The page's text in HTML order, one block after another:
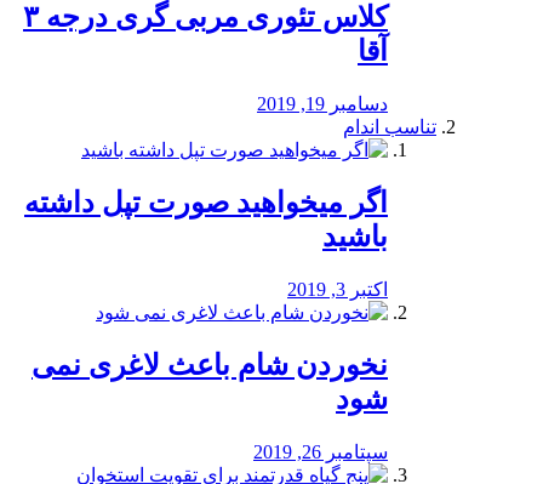
کلاس تئوری مربی گری درجه ۳
آقا
دسامبر 19, 2019
تناسب اندام
اگر میخواهید صورت تپل داشته
باشید
اکتبر 3, 2019
نخوردن شام باعث لاغری نمی
‌شود
سپتامبر 26, 2019